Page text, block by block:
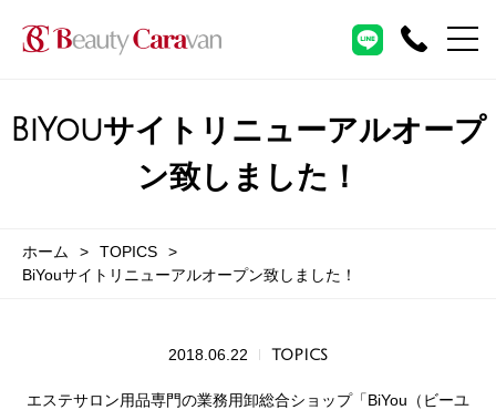
BiYouサイトリニューアルオープ
ン致しました！
ホーム
TOPICS
BiYouサイトリニューアルオープン致しました！
2018.06.22 TOPICS
エステサロン用品専門の業務用卸総合ショップ「BiYou（ビーユ